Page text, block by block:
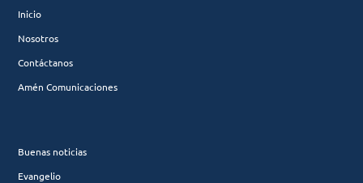
Inicio
Nosotros
Contáctanos
Amén Comunicaciones
Buenas noticias
Evangelio